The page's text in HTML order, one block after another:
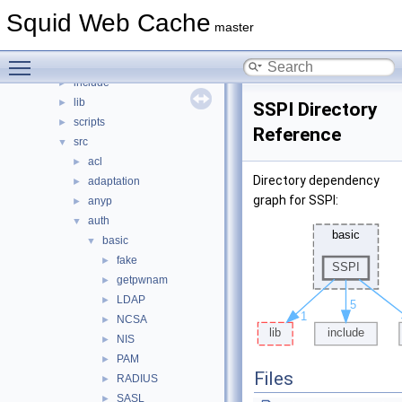
Squid Web Cache master
squid
► include
► lib
► scripts
▼ src
► acl
► adaptation
► anyp
▼ auth
▼ basic
► fake
► getpwnam
► LDAP
► NCSA
► NIS
► PAM
► RADIUS
► SASL
SSPI Directory
Reference
Directory dependency
graph for SSPI:
Files